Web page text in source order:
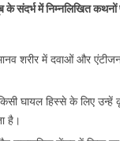
के संदर्भ में निम्नलिखित कथनों
शरीर में दवाओं और
घायल हिस्से के लिए
है।